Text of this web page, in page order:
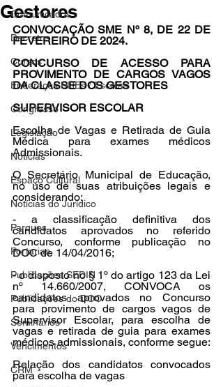
Comunicados
Decretos
Cursos
Endereços DREs / Escolas
Congresso
Legislação
Notícias
Espaço Cultural
Notícias do Jurídico
Parques
Portarias
Publicações SEDIN
Publicações do DOC
Seminários
Vencimentos
CRM
Gestores
CONVOCAÇÃO SME Nº 8, DE 22 DE
FEVEREIRO DE 2024.
CONCURSO DE ACESSO PARA
PROVIMENTO DE CARGOS VAGOS
DA CLASSE DOS GESTORES
SUPERVISOR ESCOLAR
Escolha de Vagas e Retirada de Guia
Médica para exames médicos
Admissionais.
O Secretário Municipal de Educação,
no uso de suas atribuições legais e
considerando:
- a classificação definitiva dos
candidatos aprovados no referido
Concurso, conforme publicação no
DOC de 14/04/2016;
- o disposto no § 1º do artigo 123 da Lei
nº 14.660/2007, CONVOCA os
candidatos aprovados no Concurso
para provimento de cargos vagos de
Supervisor Escolar, para escolha de
vagas e retirada de guia para exames
médicos admissionais, conforme segue:
Relação dos candidatos convocados
para escolha de vagas